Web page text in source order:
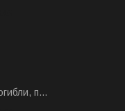
п…